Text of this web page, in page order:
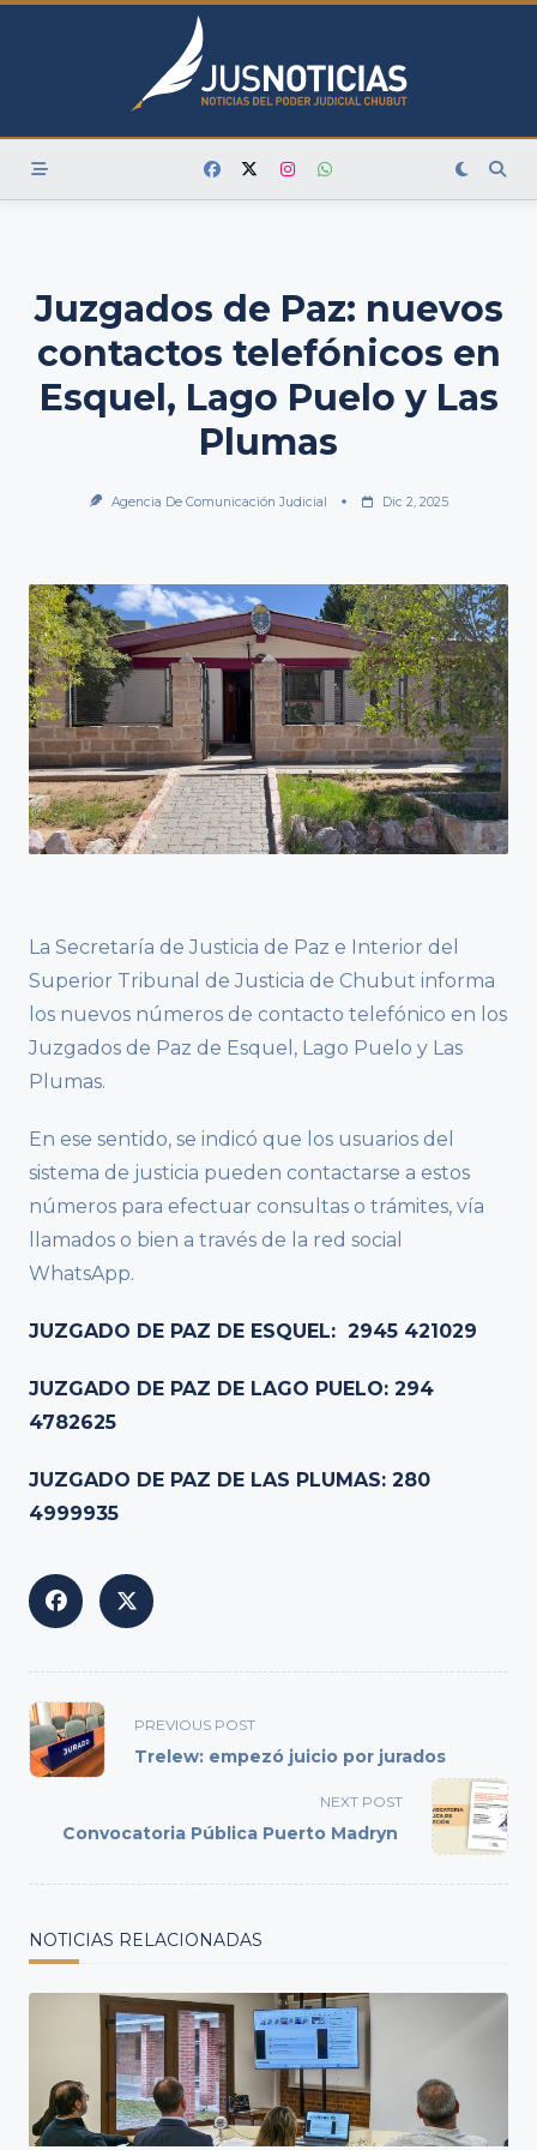
Skip
Juzgados de Paz: nuevos
contactos telefónicos en
Esquel, Lago Puelo y Las
Plumas
Agencia De Comunicación Judicial Dic 2, 2025
La Secretaría de Justicia de Paz e Interior del
Superior Tribunal de Justicia de Chubut informa
los nuevos números de contacto telefónico en los
Juzgados de Paz de Esquel, Lago Puelo y Las
Plumas.
En ese sentido, se indicó que los usuarios del
sistema de justicia pueden contactarse a estos
números para efectuar consultas o trámites, vía
llamados o bien a través de la red social
WhatsApp.
JUZGADO DE PAZ DE ESQUEL: 2945 421029
JUZGADO DE PAZ DE LAGO PUELO: 294
4782625
JUZGADO DE PAZ DE LAS PLUMAS: 280
4999935
<span
class="nav-
subtitle
reader-
PREVIOUS POST
Trelew: empezó juicio por jurados
NEXT POST
Convocatoria Pública Puerto Madryn
NOTICIAS RELACIONADAS